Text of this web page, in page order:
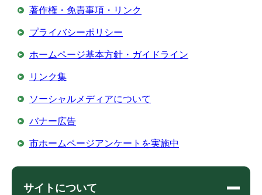
著作権・免責事項・リンク
プライバシーポリシー
ホームページ基本方針・ガイドライン
リンク集
ソーシャルメディアについて
バナー広告
市ホームページアンケートを実施中
サイトについて